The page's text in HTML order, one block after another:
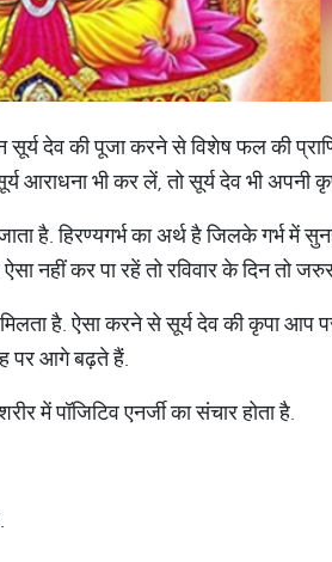
सूर्य देव की पूजा करने से विशेष फल की
आराधना भी कर लें, तो सूर्य देव भी अपनी
जाता है. हिरण्यगर्भ का अर्थ है जिलके गर्भ में
नहीं कर पा रहें तो रविवार के दिन तो
है. ऐसा करने से सूर्य देव की कृपा आप
पर आगे बढ़ते हैं.
पॉजिटिव एनर्जी का संचार होता है.